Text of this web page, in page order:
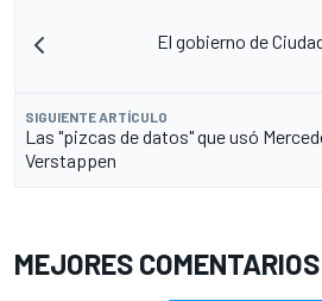
El gobierno de
SIGUIENTE ARTÍCULO
Las "pizcas de datos" que usó
Verstappen
MEJORES COMENTARIOS